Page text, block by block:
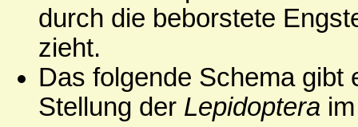
durch die beborstete
zieht.
Das folgende Schema gibt
Stellung der Lepidoptera